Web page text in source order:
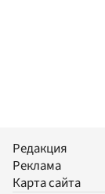
Редакция
Реклама
Карта сайта